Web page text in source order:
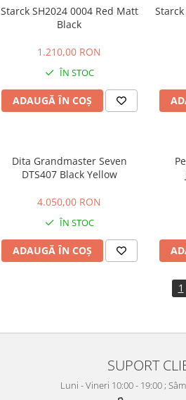
Starck SH2024 0004 Red Matt
Black
1.210,00 RON
ÎN STOC
ADAUGĂ ÎN COȘ
Dita Grandmaster Seven
DTS407 Black Yellow
4.050,00 RON
ÎN STOC
ADAUGĂ ÎN COȘ
1
SUPORT
Luni - Vineri 10:00 - 19:00 ;